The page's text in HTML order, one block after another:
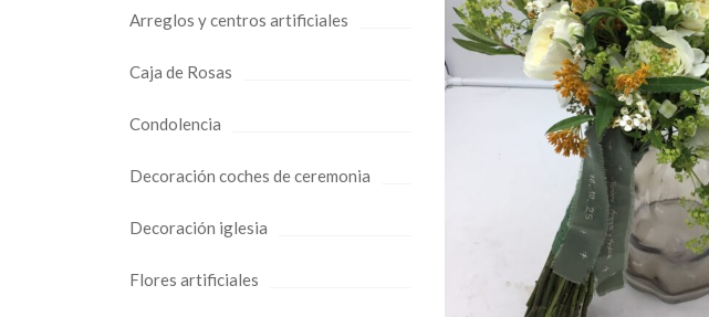
Arreglos y centros artificiales
Caja de Rosas
Condolencia
Decoración coches de ceremonia
Decoración iglesia
Flores artificiales